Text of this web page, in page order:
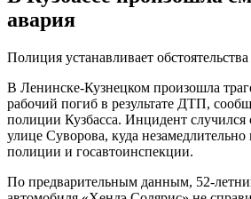
авария
Полиция устанавливает обстоятельства
В Ленинске-Кузнецком произошла
рабочий погиб в результате ДТП,
полиции Кузбасса. Инцидент случился
улице Суворова, куда
полиции и госавтоинспекции.
По предварительным данным, 52-